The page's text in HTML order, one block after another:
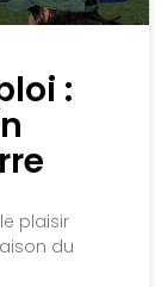
:
plaisir
du